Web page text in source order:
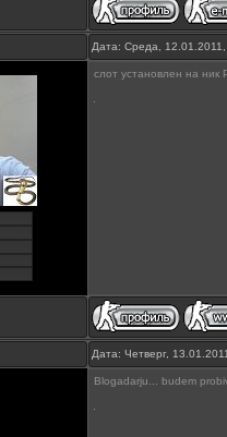
Дата: Среда,
слот установлен на ник
Дата: Четверг,
Blogadarju... budem